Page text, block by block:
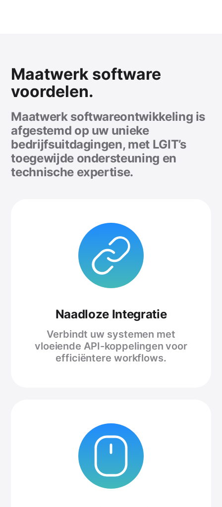
Maatwerk software
voordelen.
Maatwerk softwareontwikkeling is
afgestemd op uw unieke
bedrijfsuitdagingen, met LGIT’s
toegewijde ondersteuning en
technische expertise.
Naadloze Integratie
Verbindt uw systemen met
vloeiende API-koppelingen voor
efficiëntere workflows.